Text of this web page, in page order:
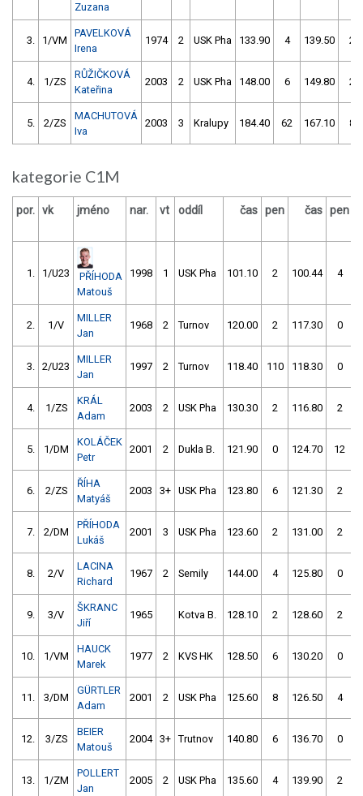
Zuzana
3. 1/VM
PAVELKOVÁ
Irena
1974 2 USK Pha 133.90 4 139.50 2
4. 1/ZS
RŮŽIČKOVÁ
Kateřina
2003 2 USK Pha 148.00 6 149.80 2
5. 2/ZS
MACHUTOVÁ
Iva
2003 3 Kralupy 184.40 62 167.10 8
kategorie C1M
por. vk jméno nar. vt oddíl čas pen čas pen
1. 1/U23
PŘÍHODA
Matouš
1998 1 USK Pha 101.10 2 100.44 4
2. 1/V
MILLER
Jan
1968 2 Turnov 120.00 2 117.30 0
3. 2/U23
MILLER
Jan
1997 2 Turnov 118.40 110 118.30 0
4. 1/ZS
KRÁL
Adam
2003 2 USK Pha 130.30 2 116.80 2
5. 1/DM
KOLÁČEK
Petr
2001 2 Dukla B. 121.90 0 124.70 12
6. 2/ZS
ŘÍHA
Matyáš
2003 3+ USK Pha 123.80 6 121.30 2
7. 2/DM
PŘÍHODA
Lukáš
2001 3 USK Pha 123.60 2 131.00 2
8. 2/V
LACINA
Richard
1967 2 Semily 144.00 4 125.80 0
9. 3/V
ŠKRANC
Jiří
1965 Kotva B. 128.10 2 128.60 2
10. 1/VM
HAUCK
Marek
1977 2 KVS HK 128.50 6 130.20 0
11. 3/DM
GÜRTLER
Adam
2001 2 USK Pha 125.60 8 126.50 4
12. 3/ZS
BEIER
Matouš
2004 3+ Trutnov 140.80 6 136.70 0
13. 1/ZM
POLLERT
Jan
2005 2 USK Pha 135.60 4 139.90 2